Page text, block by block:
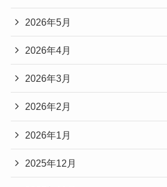
2026年5月
2026年4月
2026年3月
2026年2月
2026年1月
2025年12月